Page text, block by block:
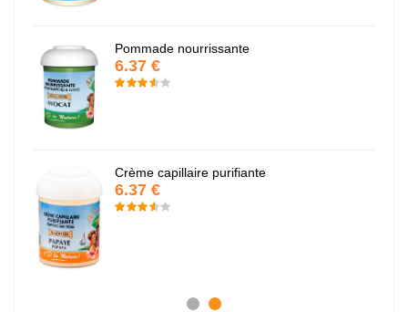
Pommade nourrissante
6.37 €
Crème capillaire purifiante
6.37 €